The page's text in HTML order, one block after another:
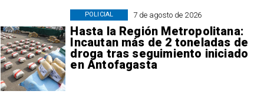
7 de agosto de 2026
Hasta la Región Metropolitana:
Incautan más de 2 toneladas de
droga tras seguimiento iniciado
en Antofagasta
POLICIAL